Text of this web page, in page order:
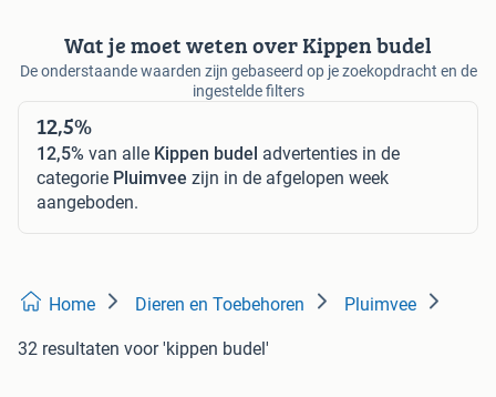
Wat je moet weten over Kippen budel
De onderstaande waarden zijn gebaseerd op je zoekopdracht en de
ingestelde filters
12,5%
12,5% van alle Kippen budel advertenties in de
categorie Pluimvee zijn in de afgelopen week
aangeboden.
Home Dieren en Toebehoren Pluimvee
32 resultaten voor 'kippen budel'